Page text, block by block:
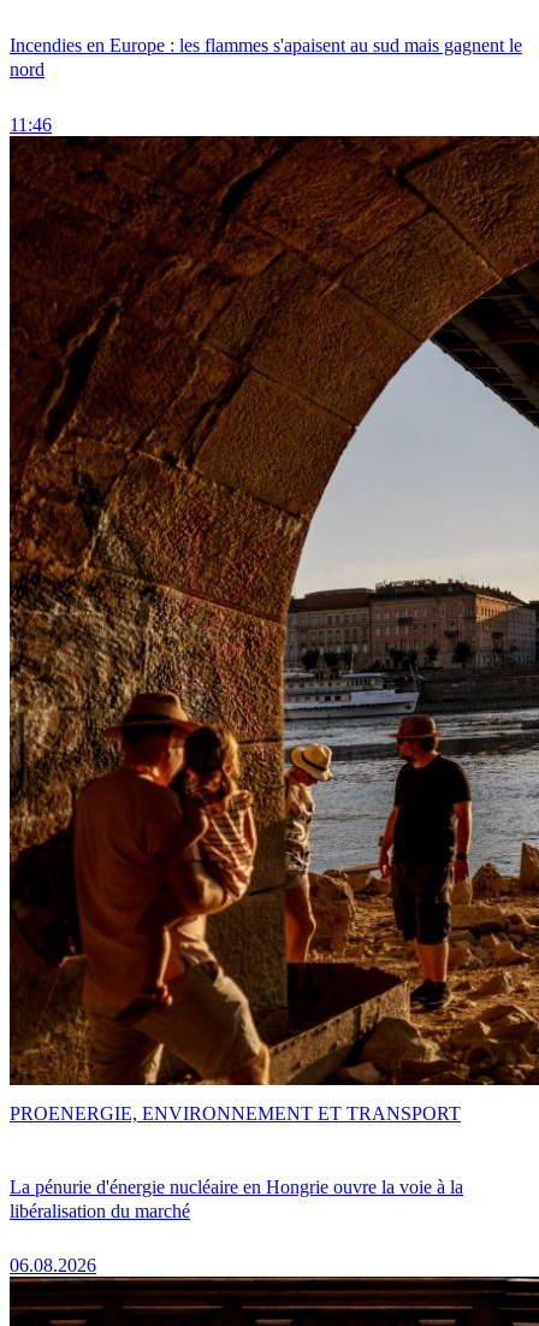
Incendies en Europe : les flammes s'apaisent au sud mais gagnent le
nord
11:46
La pénurie d'énergie nucléaire en Hongrie ouvre la voie à la
libéralisation du marché
06.08.2026
PROENERGIE, ENVIRONNEMENT ET TRANSPORT